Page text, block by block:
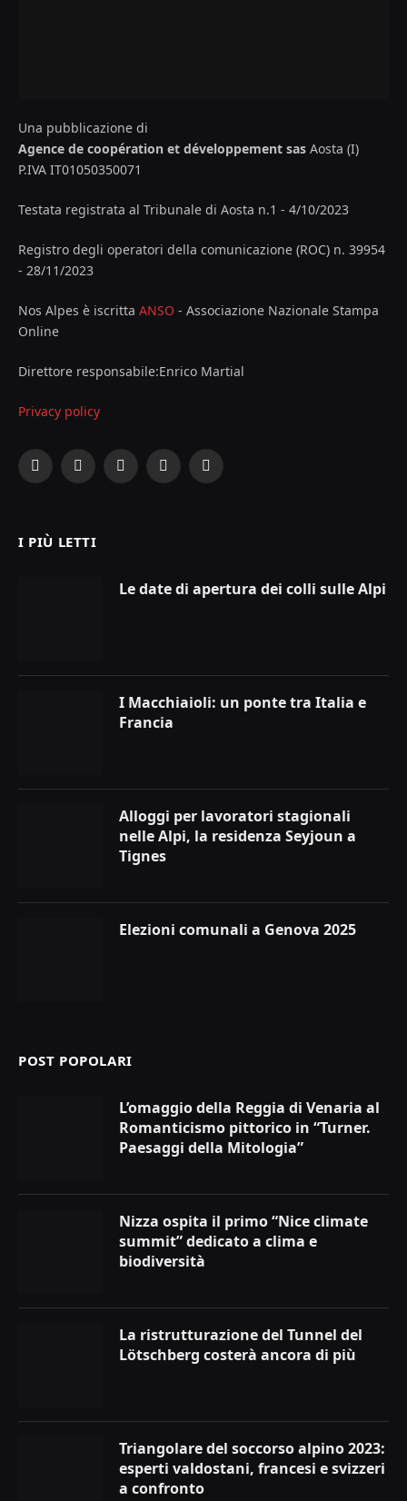
Una pubblicazione di
Agence de coopération et développement sas Aosta (I)
P.IVA IT01050350071
Testata registrata al Tribunale di Aosta n.1 - 4/10/2023
Registro degli operatori della comunicazione (ROC) n. 39954
- 28/11/2023
Nos Alpes è iscritta ANSO - Associazione Nazionale Stampa
Online
Direttore responsabile:Enrico Martial
Privacy policy
Facebook
X
InstagramYouTubeLinkedIn
I PIÙ LETTI
Le date di apertura dei colli sulle Alpi
I Macchiaioli: un ponte tra Italia e
Francia
Alloggi per lavoratori stagionali
nelle Alpi, la residenza Seyjoun a
Tignes
Elezioni comunali a Genova 2025
POST POPOLARI
L’omaggio della Reggia di Venaria al
Romanticismo pittorico in “Turner.
Paesaggi della Mitologia”
Nizza ospita il primo “Nice climate
summit” dedicato a clima e
biodiversità
La ristrutturazione del Tunnel del
Lötschberg costerà ancora di più
Triangolare del soccorso alpino 2023:
esperti valdostani, francesi e svizzeri
a confronto